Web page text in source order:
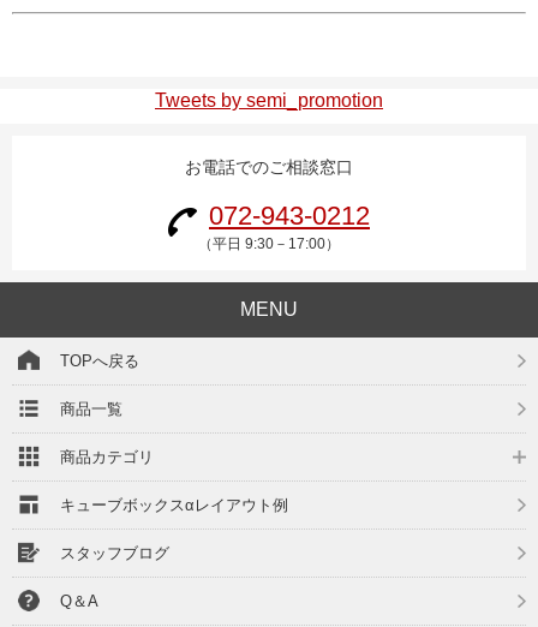
Tweets by semi_promotion
お電話でのご相談窓口
072-943-0212
（平日 9:30－17:00）
MENU
TOPへ戻る
商品一覧
商品カテゴリ
キューブボックスαレイアウト例
スタッフブログ
Q＆A